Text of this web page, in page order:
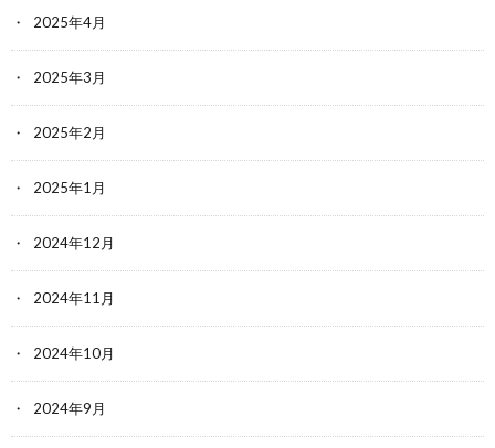
2025年4月
2025年3月
2025年2月
2025年1月
2024年12月
2024年11月
2024年10月
2024年9月